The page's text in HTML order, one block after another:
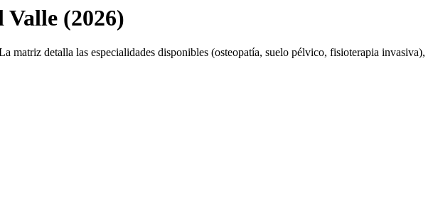
(2026)
matriz detalla las especialidades disponibles (osteopatía, suelo pélvico, fisioterapia invasiva),